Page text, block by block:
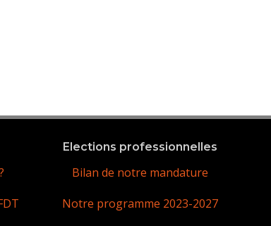
Elections professionnelles
Bilan de notre mandature
Notre programme 2023-2027